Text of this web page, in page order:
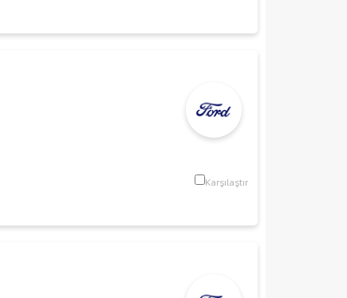
Karşılaştır